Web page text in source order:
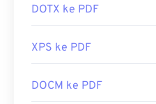
DOTX ke PDF
XPS ke PDF
DOCM ke PDF